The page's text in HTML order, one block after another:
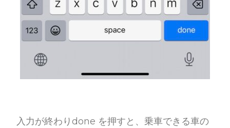
入力が終わりdone を押すと、乗車できる車の